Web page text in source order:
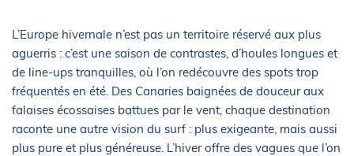
L’Europe hivernale n’est pas un territoire réservé aux plus
aguerris : c’est une saison de contrastes, d’houles longues et
de line-ups tranquilles, où l’on redécouvre des spots trop
fréquentés en été. Des Canaries baignées de douceur aux
falaises écossaises battues par le vent, chaque destination
raconte une autre vision du surf : plus exigeante, mais aussi
plus pure et plus généreuse. L’hiver offre des vagues que l’on